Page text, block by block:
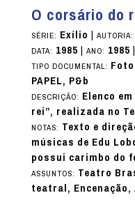
O corsário do
SÉRIE: Exílio | AUTORIA:
DATA: 1985| ANO: 1985|
TIPO DOCUMENTAL:
PAPEL, P&b
DESCRIÇÃO: Elenco
rei”, realizada no
NOTAS: Texto e
músicas de Edu
possui carimbo do
ASSUNTOS: Teatro
teatral,